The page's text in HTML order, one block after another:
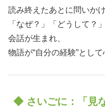
読み終えたあとに問いか
「なぜ？」「どうして？
会話が生まれ、
物語が“自分の経験”とし
◆ さいごに：「見